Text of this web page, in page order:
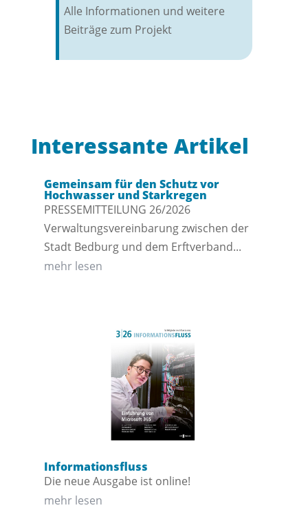
Alle Informationen und weitere
Beiträge zum Projekt
Interessante Artikel
Gemeinsam für den Schutz vor
Hochwasser und Starkregen
PRESSEMITTEILUNG 26/2026
Verwaltungsvereinbarung zwischen der
Stadt Bedburg und dem Erftverband...
mehr lesen
Informationsfluss
Die neue Ausgabe ist online!
mehr lesen